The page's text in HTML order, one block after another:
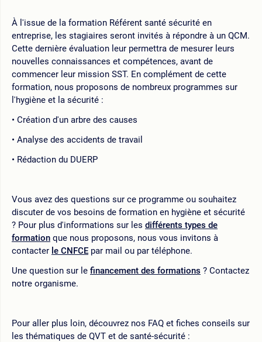
À l'issue de la formation Référent santé sécurité en
entreprise, les stagiaires seront invités à répondre à un QCM.
Cette dernière évaluation leur permettra de mesurer leurs
nouvelles connaissances et compétences, avant de
commencer leur mission SST. En complément de cette
formation, nous proposons de nombreux programmes sur
l'hygiène et la sécurité :
Création d'un arbre des causes
Analyse des accidents de travail
Rédaction du DUERP
Vous avez des questions sur ce programme ou souhaitez
discuter de vos besoins de formation en hygiène et sécurité
? Pour plus d'informations sur les différents types de
formation que nous proposons, nous vous invitons à
contacter le CNFCE par mail ou par téléphone.
Une question sur le financement des formations ? Contactez
notre organisme.
Pour aller plus loin, découvrez nos FAQ et fiches conseils sur
les thématiques de QVT et de santé-sécurité :